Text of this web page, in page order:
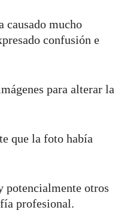
causado mucho
confusión e
para alterar la
que la foto había
potencialmente otros
profesional.